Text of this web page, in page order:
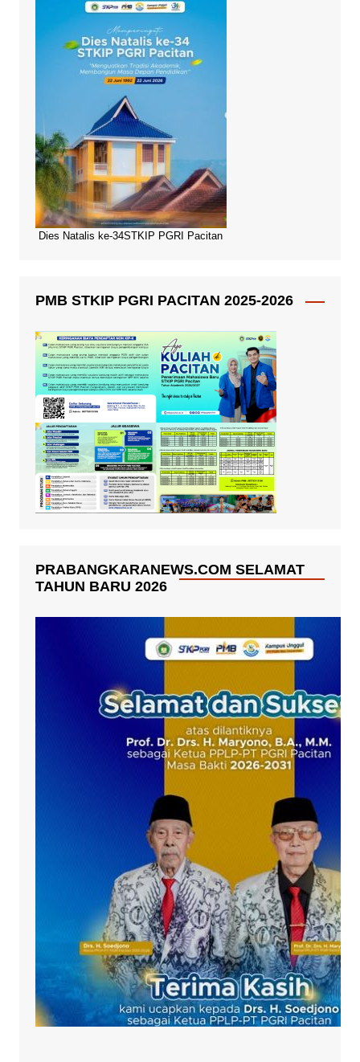
Dies Natalis ke-34STKIP PGRI Pacitan
PMB STKIP PGRI PACITAN 2025-2026
PRABANGKARANEWS.COM SELAMAT
TAHUN BARU 2026